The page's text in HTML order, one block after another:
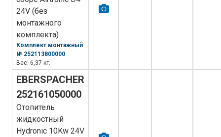
24V (без
монтажного
комплекта)
Комплект монтажный
№ 252113800000
Вес: 6,37 кг.
EBERSPACHER
252161050000
Отопитель
жидкостный
Hydronic 10Kw 24V